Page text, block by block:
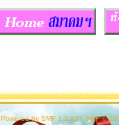
Powered by SMF 1.1.10 | SMF ©